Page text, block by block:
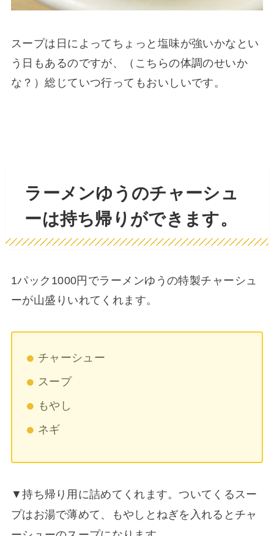
スープは日によってちょっと塩味が強いかなとい
う日もあるのですが、（こちらの体調のせいか
な？）総じていつ行ってもおいしいです。
ラーメンゆうのチャーシュ
ーは持ち帰りができます。
1パック1000円でラーメンゆうの特製チャーシュ
ーが山盛りいれてくれます。
チャーシュー
スープ
もやし
ネギ
▼持ち帰り用に詰めてくれます。ついてくるスー
プはお湯で薄めて、もやしとねぎを入れるとチャ